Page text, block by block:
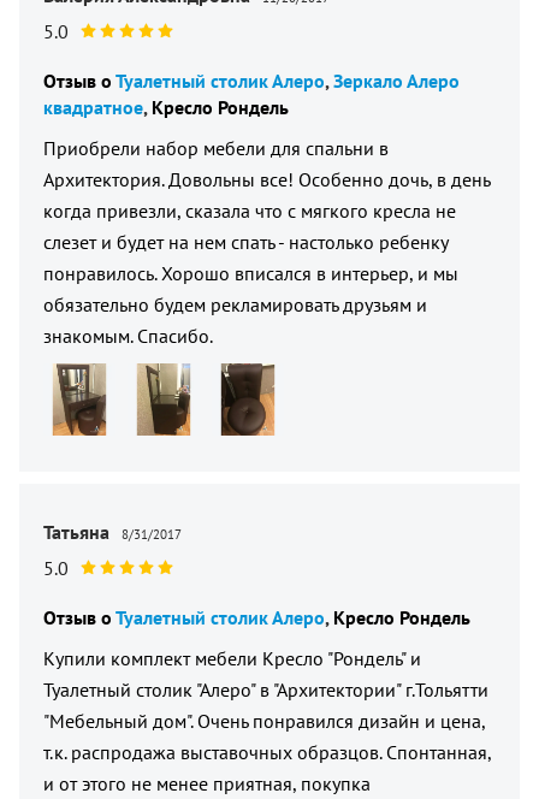
5.0
Отзыв о Туалетный столик Алеро Зеркало Алеро
квадратное Кресло Рондель
Приобрели набор мебели для спальни в
Архитектория. Довольны все! Особенно дочь, в день
когда привезли, сказала что с мягкого кресла не
слезет и будет на нем спать - настолько ребенку
понравилось. Хорошо вписался в интерьер, и мы
обязательно будем рекламировать друзьям и
знакомым. Спасибо.
Татьяна 8/31/2017
5.0
Отзыв о Туалетный столик Алеро Кресло Рондель
Купили комплект мебели Кресло "Рондель" и
Туалетный столик "Алеро" в "Архитектории" г.Тольятти
"Мебельный дом". Очень понравился дизайн и цена,
т.к. распродажа выставочных образцов. Спонтанная,
и от этого не менее приятная, покупка